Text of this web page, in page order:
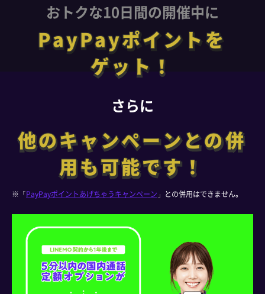
おトクな10日間の開催中に
PayPayポイントを
ゲット！
PayPayポイントを
ゲット！
さらに
他のキャンペーンとの併
用も可能です！
他のキャンペーンとの併
用も可能です！
※「PayPayポイントあげちゃうキャンペーン 」との併用はできません。